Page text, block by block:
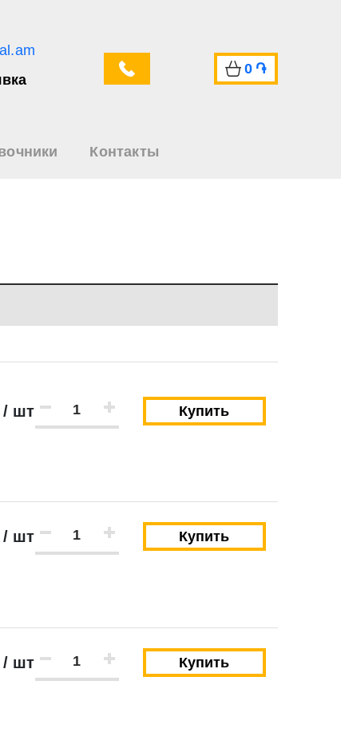
0 ֏
Контакты
/ шт Купить
/ шт Купить
/ шт Купить